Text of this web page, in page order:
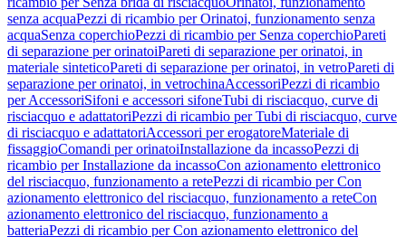
senza acquaPezzi di ricambio per Orinatoi, funzionamento senza
acquaSenza coperchioPezzi di ricambio per Senza coperchioPareti
di separazione per orinatoiPareti di separazione per orinatoi, in
materiale sinteticoPareti di separazione per orinatoi, in vetroPareti di
separazione per orinatoi, in vetrochinaAccessoriPezzi di ricambio
per AccessoriSifoni e accessori sifoneTubi di risciacquo, curve di
risciacquo e adattatoriPezzi di ricambio per Tubi di risciacquo, curve
di risciacquo e adattatoriAccessori per erogatoreMateriale di
fissaggioComandi per orinatoiInstallazione da incassoPezzi di
ricambio per Installazione da incassoCon azionamento elettronico
del risciacquo, funzionamento a retePezzi di ricambio per Con
azionamento elettronico del risciacquo, funzionamento a reteCon
azionamento elettronico del risciacquo, funzionamento a
batteriaPezzi di ricambio per Con azionamento elettronico del